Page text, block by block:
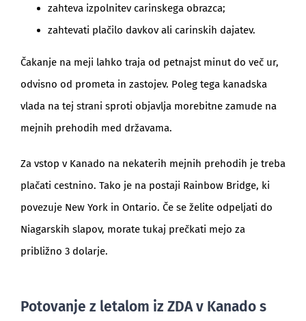
zahteva izpolnitev carinskega obrazca;
zahtevati plačilo davkov ali carinskih dajatev.
Čakanje na meji lahko traja od petnajst minut do več ur,
odvisno od prometa in zastojev. Poleg tega kanadska
vlada na tej strani sproti objavlja morebitne zamude na
mejnih prehodih med državama.
Za vstop v Kanado na nekaterih mejnih prehodih je treba
plačati cestnino. Tako je na postaji Rainbow Bridge, ki
povezuje New York in Ontario. Če se želite odpeljati do
Niagarskih slapov, morate tukaj prečkati mejo za
približno 3 dolarje.
Potovanje z letalom iz ZDA v Kanado s